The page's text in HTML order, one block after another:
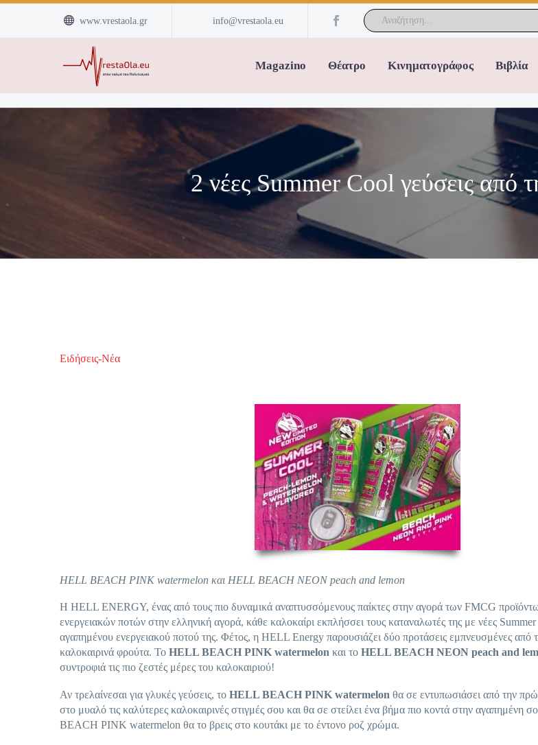

 www.vrestaola.gr info@vrestaola.eu
Magazino Θέατρο Κινηματογράφος Βιβλία
2 νέες Summer Cool γεύσεις
Ειδήσεις-Νέα
HELL BEACH PINK watermelon και HELL BEACH NEON peach and lemon
Η HELL ENERGY, ένας από τους πιο δυναμικά αναπτυσσόμενους παίκτες στην αγορά των FMCG
ενεργειακών ποτών στην ελληνική αγορά, κάθε καλοκαίρι εκπλήσσει τους καταναλωτές της με νέες
αγαπημένου ενεργειακού ποτού της. Φέτος, η HELL Energy παρουσιάζει δύο προτάσεις εμπνευσμένες από
καλοκαιρινά φρούτα. Το HELL BEACH PINK watermelon και το HELL BEACH NEON peach and
συντροφιά τις πιο ζεστές μέρες του καλοκαιριού!
Αν τρελαίνεσαι για γλυκές γεύσεις, το HELL BEACH PINK watermelon θα σε εντυπωσιάσει από την
στο μυαλό τις καλύτερες καλοκαιρινές στιγμές σου και θα σε στείλει ένα βήμα πιο κοντά στην αγαπημένη
BEACH PINK watermelon θα το βρεις στο κουτάκι με το έντονο ροζ χρώμα.